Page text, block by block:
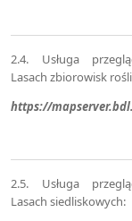
2.4. Usługa
Lasach zbiorowisk
https://
2.5. Usługa
Lasach siedliskowych: